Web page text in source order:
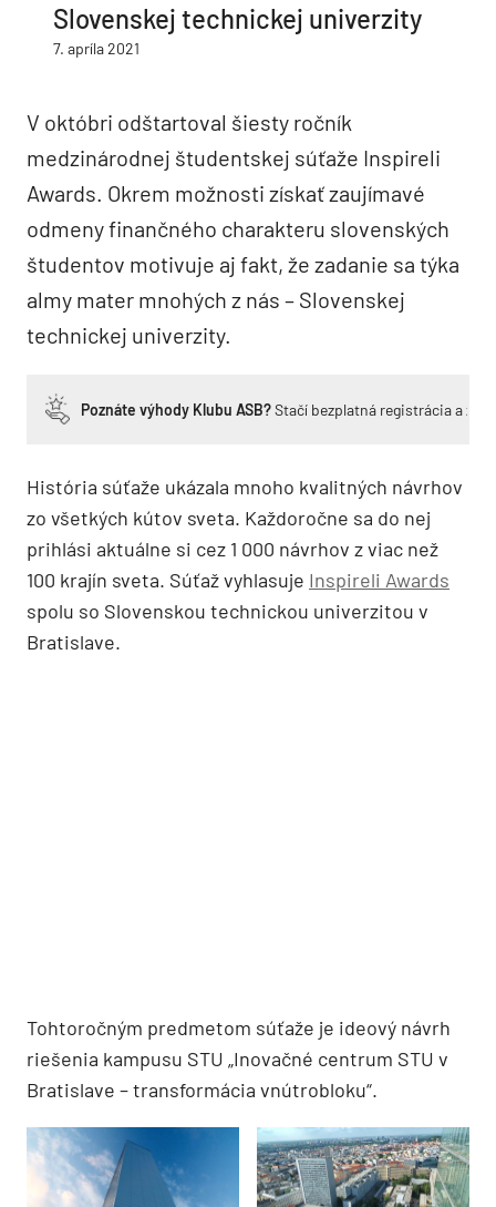
Slovenskej technickej univerzity
7. apríla 2021
V októbri odštartoval šiesty ročník
medzinárodnej študentskej súťaže Inspireli
Awards. Okrem možnosti získať zaujímavé
odmeny finančného charakteru slovenských
študentov motivuje aj fakt, že zadanie sa týka
almy mater mnohých z nás – Slovenskej
technickej univerzity.
Poznáte výhody Klubu ASB?Stačí bezplatná registrácia a
História súťaže ukázala mnoho kvalitných návrhov
zo všetkých kútov sveta. Každoročne sa do nej
prihlási aktuálne si cez 1 000 návrhov z viac než
100 krajín sveta. Súťaž vyhlasuje Inspireli Awards
spolu so Slovenskou technickou univerzitou v
Bratislave.
Tohtoročným predmetom súťaže je ideový návrh
riešenia kampusu STU „Inovačné centrum STU v
Bratislave – transformácia vnútrobloku“.